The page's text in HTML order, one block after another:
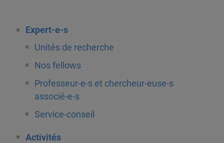
Expert-e-s
Unités de recherche
Nos fellows
Professeur-e-s et chercheur-euse-s
associé-e-s
Service-conseil
Activités